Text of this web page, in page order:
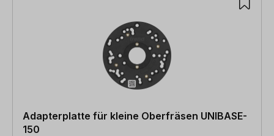
Adapterplatte für kleine Oberfräsen UNIBASE-
150